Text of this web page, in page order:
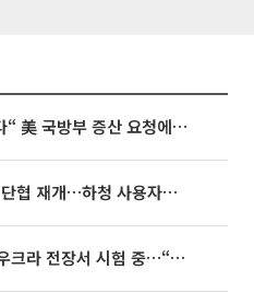
[특징주] “탄약 부족하다“ 美 국방부 증산 요청에⋯국내 방산주 급등세
현대차·기아, 이번 주 임단협 재개…하청 사용자성 재심도 ‘변수’
서 시험 중…“스타트업 여러 곳 참여”